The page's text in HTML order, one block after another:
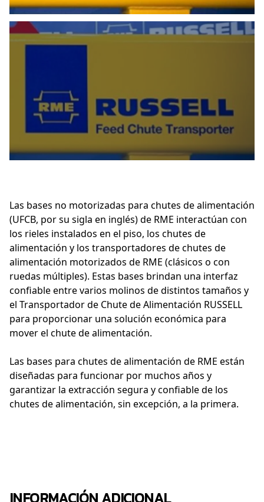
Las bases no motorizadas para chutes de alimentación
(UFCB, por su sigla en inglés) de RME interactúan con
los rieles instalados en el piso, los chutes de
alimentación y los transportadores de chutes de
alimentación motorizados de RME (clásicos o con
ruedas múltiples). Estas bases brindan una interfaz
confiable entre varios molinos de distintos tamaños y
el Transportador de Chute de Alimentación RUSSELL
para proporcionar una solución económica para
mover el chute de alimentación.
Las bases para chutes de alimentación de RME están
diseñadas para funcionar por muchos años y
garantizar la extracción segura y confiable de los
chutes de alimentación, sin excepción, a la primera.